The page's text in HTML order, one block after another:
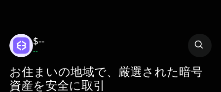
$--
--
お住まいの地域で、厳選された暗号
資産を安全に取引